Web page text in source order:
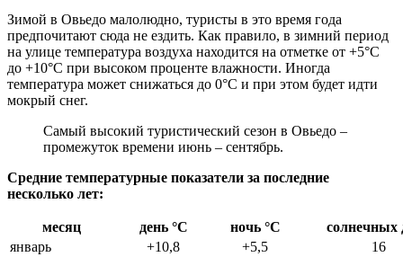
Зимой в Овьедо малолюдно, туристы в это время года
предпочитают сюда не ездить. Как правило, в зимний период
на улице температура воздуха находится на отметке от +5°С
до +10°С при высоком проценте влажности. Иногда
температура может снижаться до 0°С и при этом будет идти
мокрый снег.
Самый высокий туристический сезон в Овьедо –
промежуток времени июнь – сентябрь.
Средние температурные показатели за последние
несколько лет:
месяц день °С ночь °С
солнечных
январь
+10,8 +5,5
16